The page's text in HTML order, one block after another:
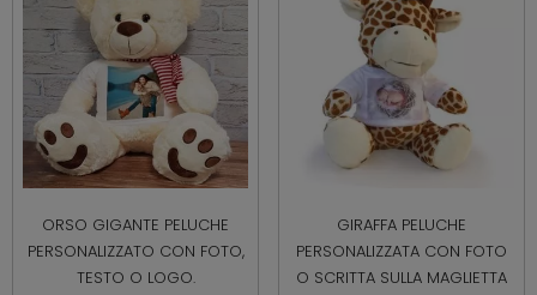
ORSO GIGANTE PELUCHE
PERSONALIZZATO CON FOTO,
TESTO O LOGO.
GIRAFFA PELUCHE
PERSONALIZZATA CON FOTO
O SCRITTA SULLA MAGLIETTA